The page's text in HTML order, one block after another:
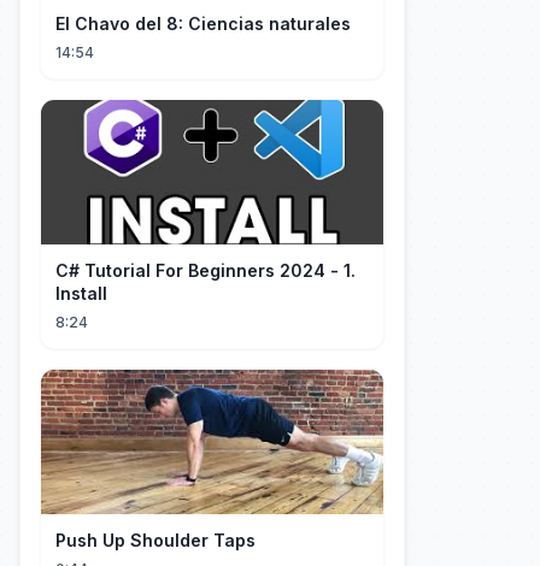
El Chavo del 8: Ciencias naturales
14:54
C# Tutorial For Beginners 2024 - 1.
Install
8:24
Push Up Shoulder Taps